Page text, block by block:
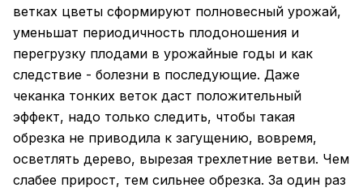
ветках цветы сформируют полновесный урожай,
уменьшат периодичность плодоношения и
перегрузку плодами в урожайные годы и как
следствие - болезни в последующие. Даже
чеканка тонких веток даст положительный
эффект, надо только следить, чтобы такая
обрезка не приводила к загущению, вовремя,
осветлять дерево, вырезая трехлетние ветви. Чем
слабее прирост, тем сильнее обрезка. За один раз